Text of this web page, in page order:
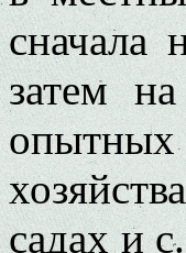
сначала
затем
садах и